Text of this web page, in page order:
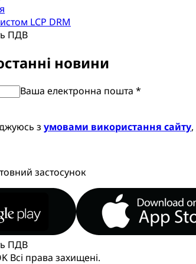
LCP DRM
ПДВ
новини
Ваша електронна пошта *
з умовами використання сайту,
застосунок
ПДВ
Всі права захищені.